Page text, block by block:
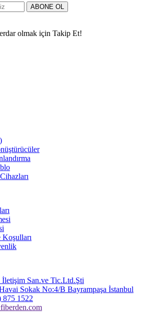
ABONE OL
olmak için Takip Et!
San.ve Tic.Ltd.Şti
Sokak No:4/B Bayrampaşa İstanbul
875 1522